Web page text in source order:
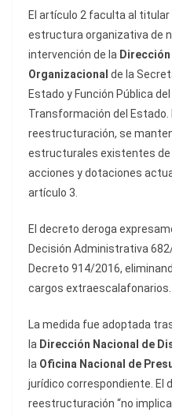
El artículo 2 faculta al titular
estructura organizativa de
intervención de la
Organizacional de la
Estado y Función Pública
Transformación del
reestructuración, se
estructurales existentes de
acciones y dotaciones
artículo 3.
El decreto deroga
Decisión Administrativa
Decreto 914/2016,
cargos extraescalafonarios.
La medida fue adoptada
la Dirección Nacional de
la Oficina Nacional de
jurídico correspondiente. El
reestructuración “no